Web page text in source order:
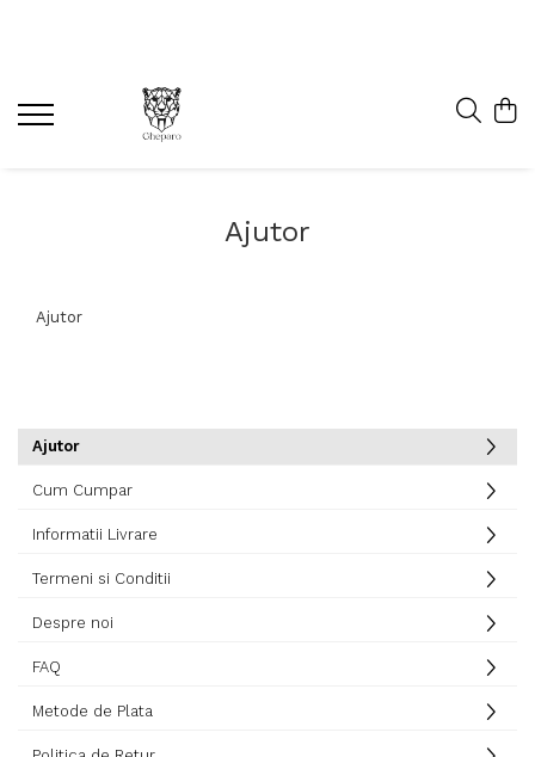
Ajutor
Ajutor
Ajutor
Cum Cumpar
Informatii Livrare
Termeni si Conditii
Despre noi
FAQ
Metode de Plata